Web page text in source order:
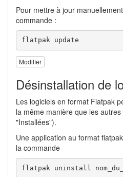
Pour mettre à jour
commande :
flatpak update
Modifier
Désinstallation de
Les logiciels en format Flatpak
la même manière que les
"Installées").
Une application au format
la commande
flatpak uninstall